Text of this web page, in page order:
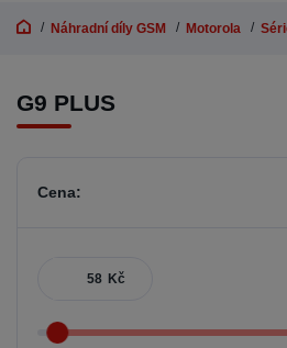
Náhradní díly GSM Motorola
G9 PLUS
Cena:
Kč